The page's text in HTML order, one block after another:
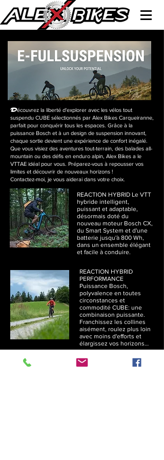
Découvrez la liberté d'explorer avec les vélos tout
suspendu CUBE sélectionnés par Alex Bikes Carqueiranne,
parfait pour conquérir tous les espaces. Grâce à la
puissance Bosch et à un design de suspension innovant,
chaque sortie devient une expérience de confort inégalé.
Que vous visiez des aventures tout-terrain, des balades all-
mountain ou des défis en enduro alpin, Alex Bikes a le
VTTAE idéal pour vous. Préparez-vous à repousser vos
limites et découvrir de nouveaux horizons !
Contactez-moi, je vous aiderai dans votre choix.
REACTION HYBRID Le VTT
hybride intelligent,
puissant et adaptable,
désormais doté du
nouveau moteur Bosch CX,
du Smart System et d'une
batterie jusqu'à 800 Wh,
dans un ensemble élégant
et facile à conduire.
REACTION HYBRID
PERFORMANCE
Puissance Bosch,
polyvalence en toutes
circonstances et
commodité CUBE: une
combinaison puissante.
Franchissez les collines
aisément, roulez plus loin
avec moins d'efforts et
élargissez vos horizons…